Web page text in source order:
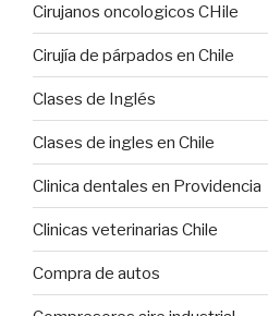
Cirujanos oncologicos CHile
Cirujía de párpados en Chile
Clases de Inglés
Clases de ingles en Chile
Clinica dentales en Providencia
Clinicas veterinarias Chile
Compra de autos